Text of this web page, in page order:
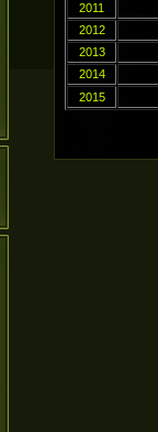
2011
2012
2013
2014
2015